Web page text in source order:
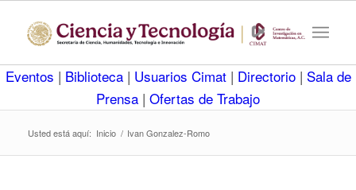
Eventos | Biblioteca | Usuarios Cimat | Directorio | Sala de
Prensa | Ofertas de Trabajo
Usted está aquí: Inicio / Ivan Gonzalez-Romo